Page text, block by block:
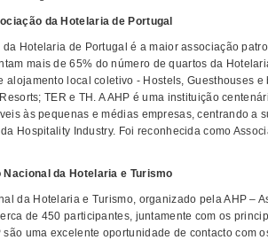
da Hotelaria de Portugal
da Hotelaria de Portugal é a maior associação
mais de 65% do número de quartos da
alojamento local coletivo - Hostels, Guesthouses
TER e TH. A AHP é uma instituição
às pequenas e médias empresas, centrando a
Hospitality Industry. Foi reconhecida como
da Hotelaria e Turismo
da Hotelaria e Turismo, organizado pela AHP –
de 450 participantes, juntamente com os
são uma excelente oportunidade de contacto com